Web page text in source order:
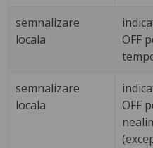
semnalizare
locala
OFF
semnalizare
locala
OFF